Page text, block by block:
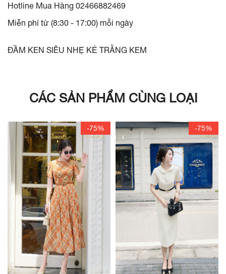
Hotline Mua Hàng 02466882469
Miễn phí từ (8:30 - 17:00) mỗi ngày
ĐẦM KEN SIÊU NHẸ KẺ TRẰNG KEM
CÁC SẢN PHẨM CÙNG LOẠI
-75% -75%